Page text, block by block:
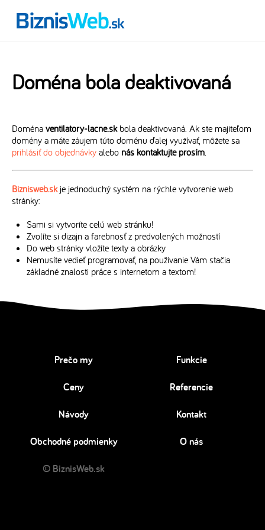
Doména bola deaktivovaná
Doména ventilatory-lacne.skbola deaktivovaná. Ak ste majiteľom
domény a máte záujem túto doménu ďalej využívať, môžete sa
prihlásiť do objednávky alebo nás kontaktujte prosím.
Biznisweb.skje jednoduchý systém na rýchle vytvorenie web
stránky:
Sami si vytvoríte celú web stránku!
Zvolíte si dizajn a farebnosť z predvolených možností
Do web stránky vložíte texty a obrázky
Nemusíte vedieť programovať, na používanie Vám stačia
základné znalosti práce s internetom a textom!
Prečo my Funkcie
Ceny Referencie
Návody Kontakt
Obchodné podmienky O nás
© BiznisWeb.sk